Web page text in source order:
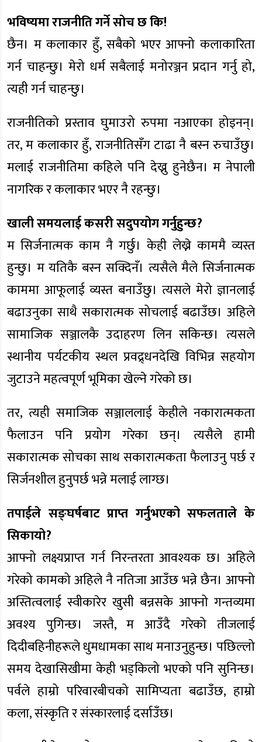
भविष्यमा राजनीति गर्ने सोच छ कि!
छैन। म कलाकार हुँ, सबैको भएर आफ्नो कलाकारिता
गर्न चाहन्छु। मेरो धर्म सबैलाई मनोरञ्जन प्रदान गर्नु हो,
त्यही गर्न चाहन्छु।
राजनीतिको प्रस्ताव घुमाउरो रुपमा नआएका होइनन्।
तर, म कलाकार हुँ, राजनीतिसँग टाढा नै बस्न रुचाउँछु।
मलाई राजनीतिमा कहिले पनि देख्नु हुनेछैन। म नेपाली
नागरिक र कलाकार भएर नै रहन्छु।
खाली समयलाई कसरी सदुपयोग गर्नुहुन्छ?
म सिर्जनात्मक काम नै गर्छु। केही लेख्ने काममै व्यस्त
हुन्छु। म यतिकै बस्न सक्दिनँ। त्यसैले मैले सिर्जनात्मक
काममा आफूलाई व्यस्त बनाउँछु। त्यसले मेरो ज्ञानलाई
बढाउनुका साथै सकारात्मक सोचलाई बढाउँछ। अहिले
सामाजिक सञ्जालकै उदाहरण लिन सकिन्छ। त्यसले
स्थानीय पर्यटकीय स्थल प्रवद्र्धनदेखि विभिन्न सहयोग
जुटाउने महत्वपूर्ण भूमिका खेल्ने गरेको छ।
तर, त्यही समाजिक सञ्जाललाई केहीले नकारात्मकता
फैलाउन पनि प्रयोग गरेका छन्। त्यसैले हामी
सकारात्मक सोचका साथ सकारात्मकता फैलाउनु पर्छ र
सिर्जनशील हुनुपर्छ भन्ने मलाई लाग्छ।
तपाईले सङ्घर्षबाट प्राप्त गर्नुभएको सफलताले के
सिकायो?
आफ्नो लक्ष्यप्राप्त गर्न निरन्तरता आवश्यक छ। अहिले
गरेको कामको अहिले नै नतिजा आउँछ भन्ने छैन। आफ्नो
अस्तित्वलाई स्वीकारेर खुसी बन्नसके आफ्नो गन्तव्यमा
अवश्य पुगिन्छ। जस्तै, म आउँदै गरेको तीजलाई
दिदीबहिनीहरूले धुमधामका साथ मनाउनुहुन्छ। पछिल्लो
समय देखासिखीमा केही भड्किलो भएको पनि सुनिन्छ।
पर्वले हाम्रो परिवारबीचको सामिप्यता बढाउँछ, हाम्रो
कला, संस्कृति र संस्कारलाई दर्साउँछ।